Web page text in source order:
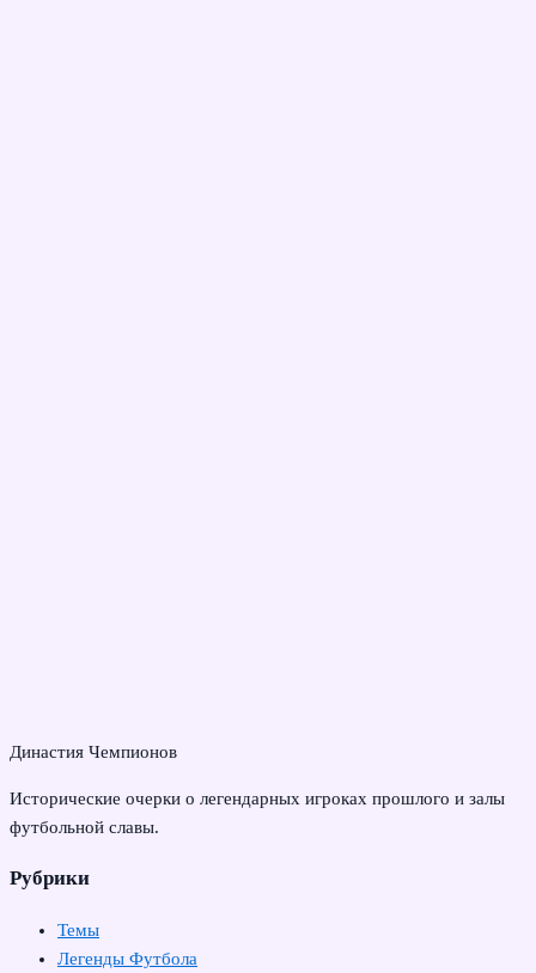
Династия Чемпионов
Исторические очерки о легендарных игроках прошлого и залы
футбольной славы.
Рубрики
Темы
Легенды Футбола